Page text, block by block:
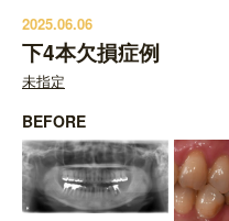
2025.06.06
下4本欠損症例
未指定
BEFORE